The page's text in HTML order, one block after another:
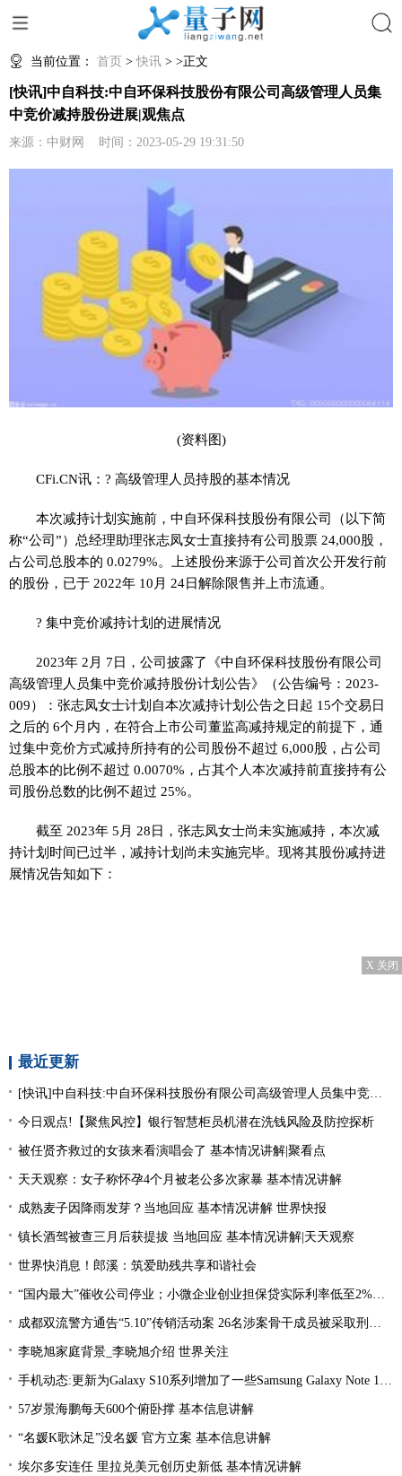
当前位置： 首页 >快讯 > >正文
[快讯]中自科技:中自环保科技股份有限公司高级管理人员集
中竞价减持股份进展|观焦点
来源：中财网 时间：2023-05-29 19:31:50
(资料图)
CFi.CN讯：? 高级管理人员持股的基本情况
本次减持计划实施前，中自环保科技股份有限公司（以下简
称“公司”）总经理助理张志凤女士直接持有公司股票 24,000股，
占公司总股本的 0.0279%。上述股份来源于公司首次公开发行前
的股份，已于 2022年 10月 24日解除限售并上市流通。
? 集中竞价减持计划的进展情况
2023年 2月 7日，公司披露了《中自环保科技股份有限公司
高级管理人员集中竞价减持股份计划公告》（公告编号：2023-
009）：张志凤女士计划自本次减持计划公告之日起 15个交易日
之后的 6个月内，在符合上市公司董监高减持规定的前提下，通
过集中竞价方式减持所持有的公司股份不超过 6,000股，占公司
总股本的比例不超过 0.0070%，占其个人本次减持前直接持有公
司股份总数的比例不超过 25%。
截至 2023年 5月 28日，张志凤女士尚未实施减持，本次减
持计划时间已过半，减持计划尚未实施完毕。现将其股份减持进
展情况告知如下：
X 关闭
最近更新
[快讯]中自科技:中自环保科技股份有限公司高级管理人员集中竞价减持股份进展|观焦点
今日观点!【聚焦风控】银行智慧柜员机潜在洗钱风险及防控探析
被任贤齐救过的女孩来看演唱会了 基本情况讲解|聚看点
天天观察：女子称怀孕4个月被老公多次家暴 基本情况讲解
成熟麦子因降雨发芽？当地回应 基本情况讲解 世界快报
镇长酒驾被查三月后获提拔 当地回应 基本情况讲解|天天观察
世界快消息！郎溪：筑爱助残共享和谐社会
“国内最大”催收公司停业；小微企业创业担保贷实际利率低至2%左右；趣店、爱财注销小贷牌照丨21消费金融参考-当前看点
成都双流警方通告“5.10”传销活动案 26名涉案骨干成员被采取刑事强制措施 环球热文
李晓旭家庭背景_李晓旭介绍 世界关注
手机动态:更新为Galaxy S10系列增加了一些Samsung Galaxy Note 10功能|环球消息
57岁景海鹏每天600个俯卧撑 基本信息讲解
“名媛K歌沐足”没名媛 官方立案 基本信息讲解
埃尔多安连任 里拉兑美元创历史新低 基本情况讲解